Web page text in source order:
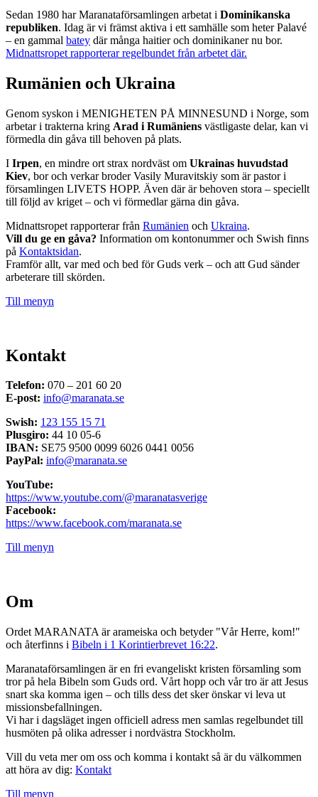
Sedan 1980 har Maranataförsamlingen arbetat i Dominikanska
republiken. Idag är vi främst aktiva i ett samhälle som heter Palavé
– en gammal batey där många haitier och dominikaner nu bor.
Midnattsropet rapporterar regelbundet från arbetet där.
Rumänien och Ukraina
Genom syskon i MENIGHETEN PÅ MINNESUND i Norge, som
arbetar i trakterna kring Arad i Rumäniens västligaste delar, kan vi
förmedla din gåva till behoven på plats.
I Irpen, en mindre ort strax nordväst om Ukrainas huvudstad
Kiev, bor och verkar broder Vasily Muravitskiy som är pastor i
församlingen LIVETS HOPP. Även där är behoven stora – speciellt
till följd av kriget – och vi förmedlar gärna din gåva.
Midnattsropet rapporterar från Rumänien och Ukraina.
Vill du ge en gåva? Information om kontonummer och Swish finns
på Kontaktsidan.
Framför allt, var med och bed för Guds verk – och att Gud sänder
arbeterare till skörden.
Till menyn
Kontakt
Telefon: 070 – 201 60 20
E-post: info@maranata.se
Swish: 123 155 15 71
Plusgiro: 44 10 05-6
IBAN: SE75 9500 0099 6026 0441 0056
PayPal: info@maranata.se
YouTube:
https://www.youtube.com/@maranatasverige
Facebook:
https://www.facebook.com/maranata.se
Till menyn
Om
Ordet MARANATA är arameiska och betyder "Vår Herre, kom!"
och återfinns i Bibeln i 1 Korintierbrevet 16:22.
Maranataförsamlingen är en fri evangeliskt kristen församling som
tror på hela Bibeln som Guds ord. Vårt hopp och vår tro är att Jesus
snart ska komma igen – och tills dess det sker önskar vi leva ut
missionsbefallningen.
Vi har i dagsläget ingen officiell adress men samlas regelbundet till
husmöten på olika adresser i nordvästra Stockholm.
Vill du veta mer om oss och komma i kontakt så är du välkommen
att höra av dig: Kontakt
Till menyn